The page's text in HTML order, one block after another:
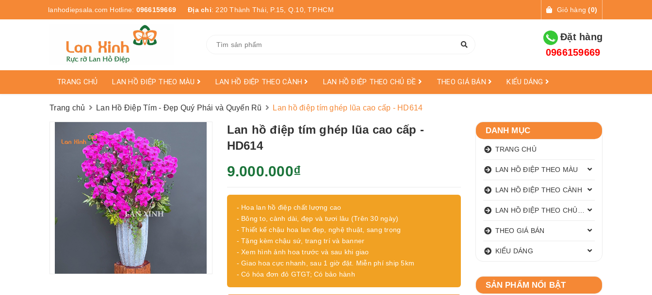
lanhodiepsala.com Hotline: 0966159669 Địa chỉ: 220 Thành Thái, P.15, Q.10, TP.HCM Giỏ hàng (0)
Đặt hàng
0966159669
TRANG CHỦ LAN HỒ ĐIỆP THEO MÀU LAN HỒ ĐIỆP THEO CÀNH LAN HỒ ĐIỆP THEO CHỦ ĐỀ THEO GIÁ BÁN KIỂU DÁNG
Trang chủ Lan Hồ Điệp Tím - Đẹp Quý Phái và Quyến Rũ Lan hồ điệp tím ghép lũa cao cấp - HD614
Lan hồ điệp tím ghép lũa cao cấp -
HD614
9.000.000₫
- Hoa lan hồ điệp chất lượng cao
- Bông to, cành dài, đẹp và tươi lâu (Trên 30 ngày)
- Thiết kế chậu hoa lan đẹp, nghệ thuật, sang trọng
- Tặng kèm chậu sứ, trang trí và banner
- Xem hình ảnh hoa trước và sau khi giao
- Giao hoa cực nhanh, sau 1 giờ đặt. Miễn phí ship 5km
- Có hóa đơn đỏ GTGT; Có bảo hành
DANH MỤC
TRANG CHỦ
LAN HỒ ĐIỆP THEO MÀU
LAN HỒ ĐIỆP THEO CÀNH
LAN HỒ ĐIỆP THEO CHỦ ĐỀ
THEO GIÁ BÁN
KIỂU DÁNG
SẢN PHẨM NỔI BẬT